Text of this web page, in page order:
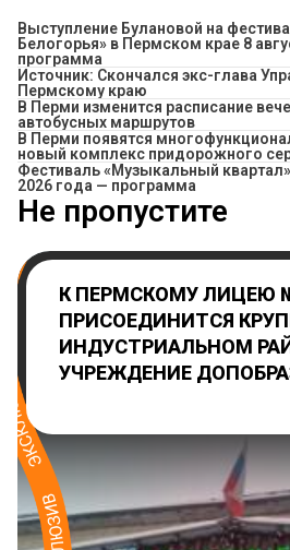
Выступление Булановой на
Белогорья» в Пермском крае 8
программа
Источник: Скончался экс-глава
Пермскому краю
​В Перми изменится расписание
автобусных маршрутов
В Перми появятся
новый комплекс придорожного
Фестиваль «Музыкальный
2026 года — программа
Не пропустите
К ПЕРМСКОМУ ЛИЦЕЮ
ПРИСОЕДИНИТСЯ
ИНДУСТРИАЛЬНОМ
УЧРЕЖДЕНИЕ